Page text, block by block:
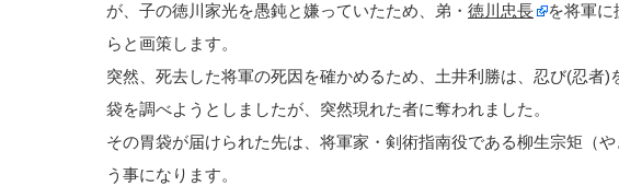
が、子の徳川家光を愚鈍と嫌っていたため、弟・ 徳川忠長 を将軍に
らと画策します。
突然、死去した将軍の死因を確かめるため、土井利勝は、忍び(忍者)
袋を調べようとしましたが、突然現れた者に奪われました。
その胃袋が届けられた先は、将軍家・剣術指南役である柳生宗矩（
う事になります。